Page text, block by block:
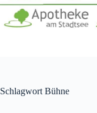
Schlagwort Bühne